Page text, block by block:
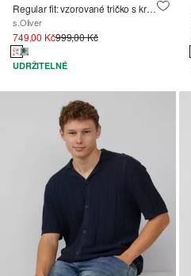
Regular fit: vzorované tričko s krátkým rukávem z elastické bavlny
s.Oliver
749,00 Kč999,00 Kč
UDRŽITELNÉ